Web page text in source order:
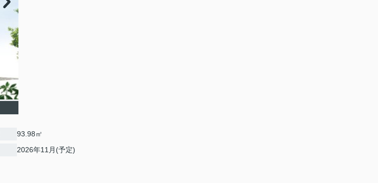
93.98㎡
2026年11月(予定)